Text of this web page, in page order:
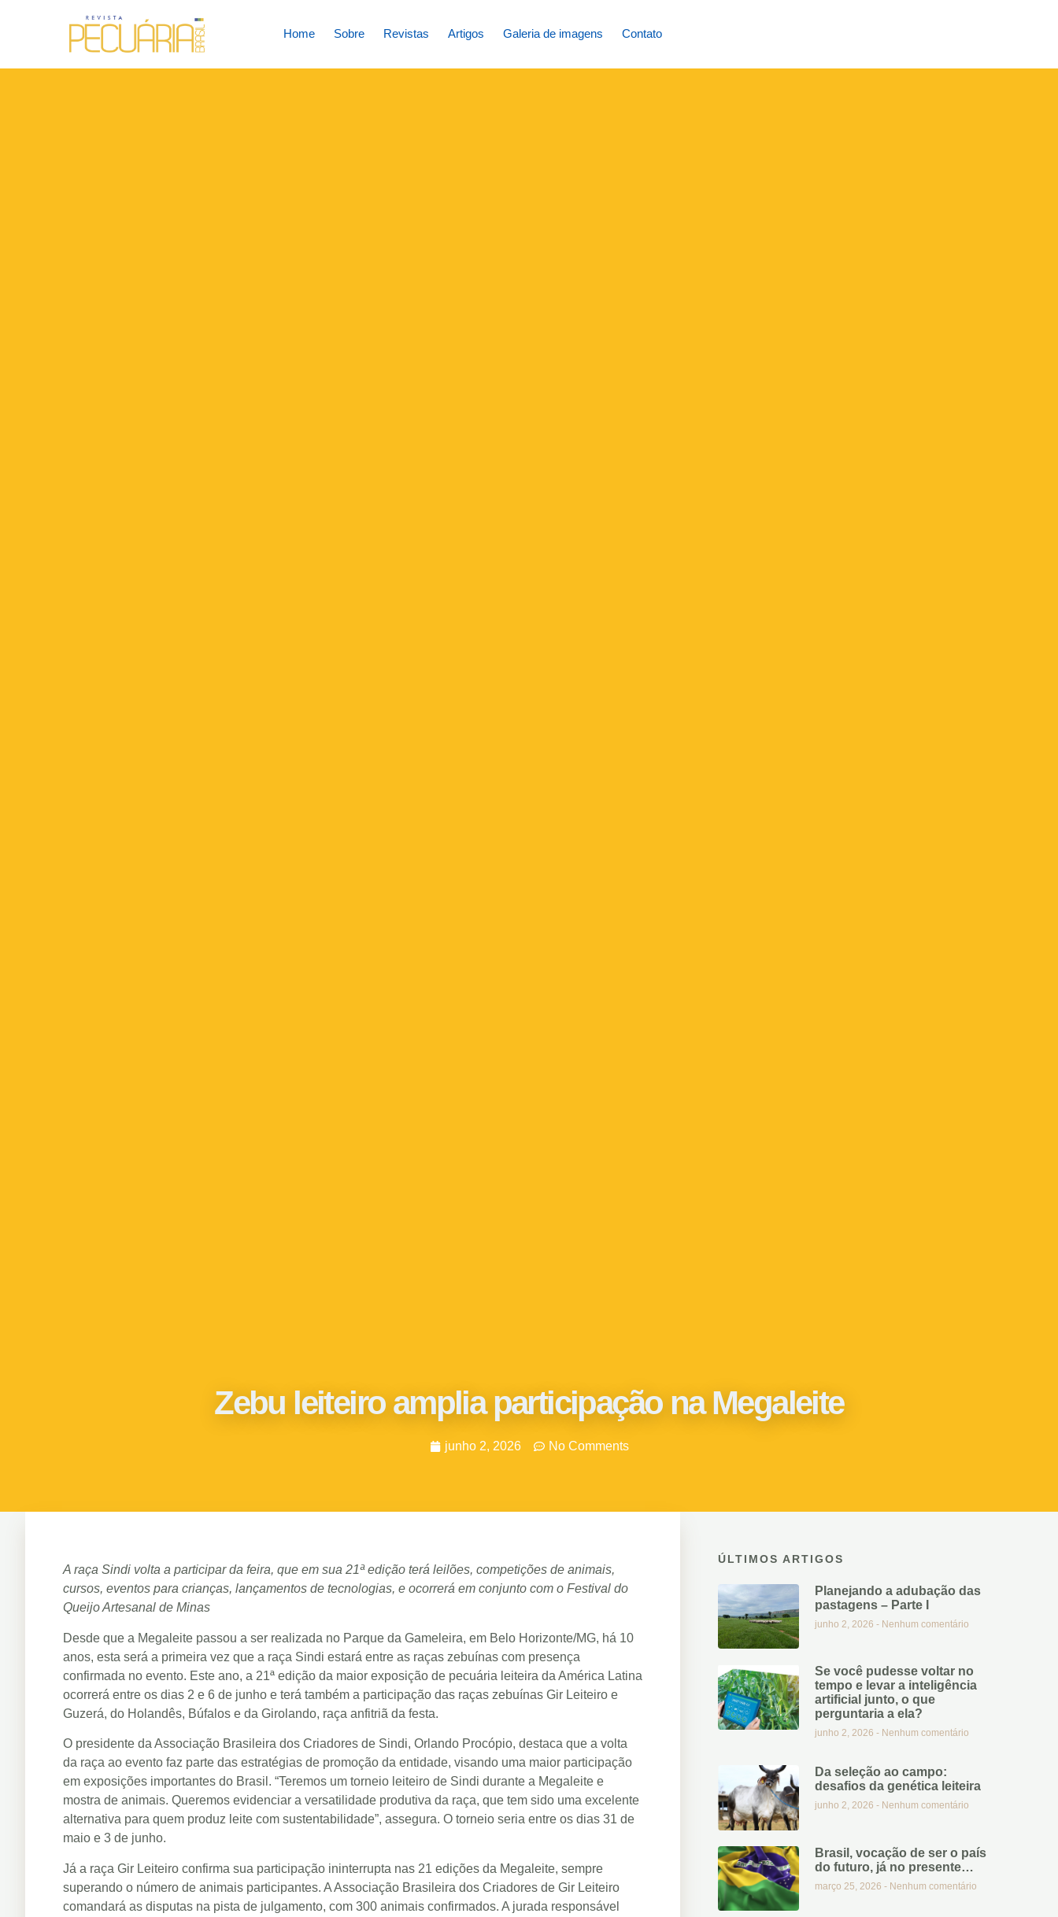
Home Sobre Revistas Artigos Galeria de imagens Contato
Zebu leiteiro amplia participação na Megaleite
junho 2, 2026 No Comments
A raça Sindi volta a participar da feira, que em sua 21ª edição terá leilões, competições de animais,
cursos, eventos para crianças, lançamentos de tecnologias, e ocorrerá em conjunto com o Festival do
Queijo Artesanal de Minas
Desde que a Megaleite passou a ser realizada no Parque da Gameleira, em Belo Horizonte/MG, há 10
anos, esta será a primeira vez que a raça Sindi estará entre as raças zebuínas com presença
confirmada no evento. Este ano, a 21ª edição da maior exposição de pecuária leiteira da América Latina
ocorrerá entre os dias 2 e 6 de junho e terá também a participação das raças zebuínas Gir Leiteiro e
Guzerá, do Holandês, Búfalos e da Girolando, raça anfitriã da festa.
O presidente da Associação Brasileira dos Criadores de Sindi, Orlando Procópio, destaca que a volta
da raça ao evento faz parte das estratégias de promoção da entidade, visando uma maior participação
em exposições importantes do Brasil. “Teremos um torneio leiteiro de Sindi durante a Megaleite e
mostra de animais. Queremos evidenciar a versatilidade produtiva da raça, que tem sido uma excelente
alternativa para quem produz leite com sustentabilidade”, assegura. O torneio seria entre os dias 31 de
maio e 3 de junho.
Já a raça Gir Leiteiro confirma sua participação ininterrupta nas 21 edições da Megaleite, sempre
superando o número de animais participantes. A Associação Brasileira dos Criadores de Gir Leiteiro
comandará as disputas na pista de julgamento, com 300 animais confirmados. A jurada responsável
ÚLTIMOS ARTIGOS
Planejando a adubação das
pastagens – Parte I
junho 2, 2026 Nenhum comentário
Se você pudesse voltar no
tempo e levar a inteligência
artificial junto, o que
perguntaria a ela?
junho 2, 2026 Nenhum comentário
Da seleção ao campo:
desafios da genética leiteira
junho 2, 2026 Nenhum comentário
Brasil, vocação de ser o país
do futuro, já no presente…
março 25, 2026 Nenhum comentário